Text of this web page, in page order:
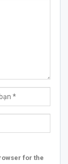
for the